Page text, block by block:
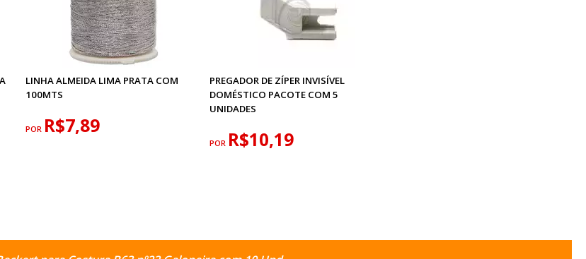
LINHA ALMEIDA LIMA PRATA COM
100MTS
POR R$7,89
PREGADOR DE ZÍPER INVISÍVEL
DOMÉSTICO PACOTE COM 5
UNIDADES
POR R$10,19